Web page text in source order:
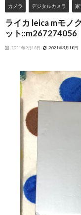
カメラ デジタルカメラ 家
ライカ leica mモノ
ット::m267274056
2021年9月18日 2021年9月18日